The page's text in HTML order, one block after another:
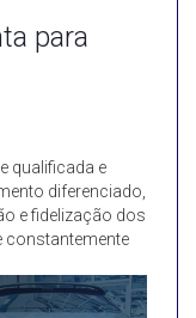
para
qualificada e
diferenciado,
e fidelização dos
constantemente